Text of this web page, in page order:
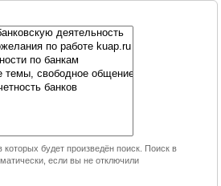
будет произведён поиск. Поиск в
если вы не отключили